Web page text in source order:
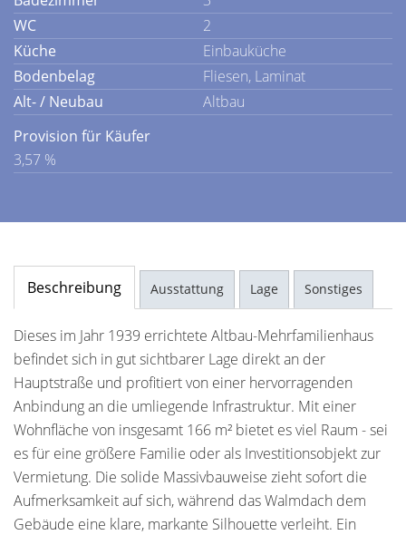
WC
2
Küche
Einbauküche
Bodenbelag
Fliesen, Laminat
Alt- / Neubau
Altbau
Provision für Käufer
3,57 %
Beschreibung Ausstattung Lage Sonstiges
Dieses im Jahr 1939 errichtete Altbau-Mehrfamilienhaus
befindet sich in gut sichtbarer Lage direkt an der
Hauptstraße und profitiert von einer hervorragenden
Anbindung an die umliegende Infrastruktur. Mit einer
Wohnfläche von insgesamt 166 m² bietet es viel Raum - sei
es für eine größere Familie oder als Investitionsobjekt zur
Vermietung. Die solide Massivbauweise zieht sofort die
Aufmerksamkeit auf sich, während das Walmdach dem
Gebäude eine klare, markante Silhouette verleiht. Ein